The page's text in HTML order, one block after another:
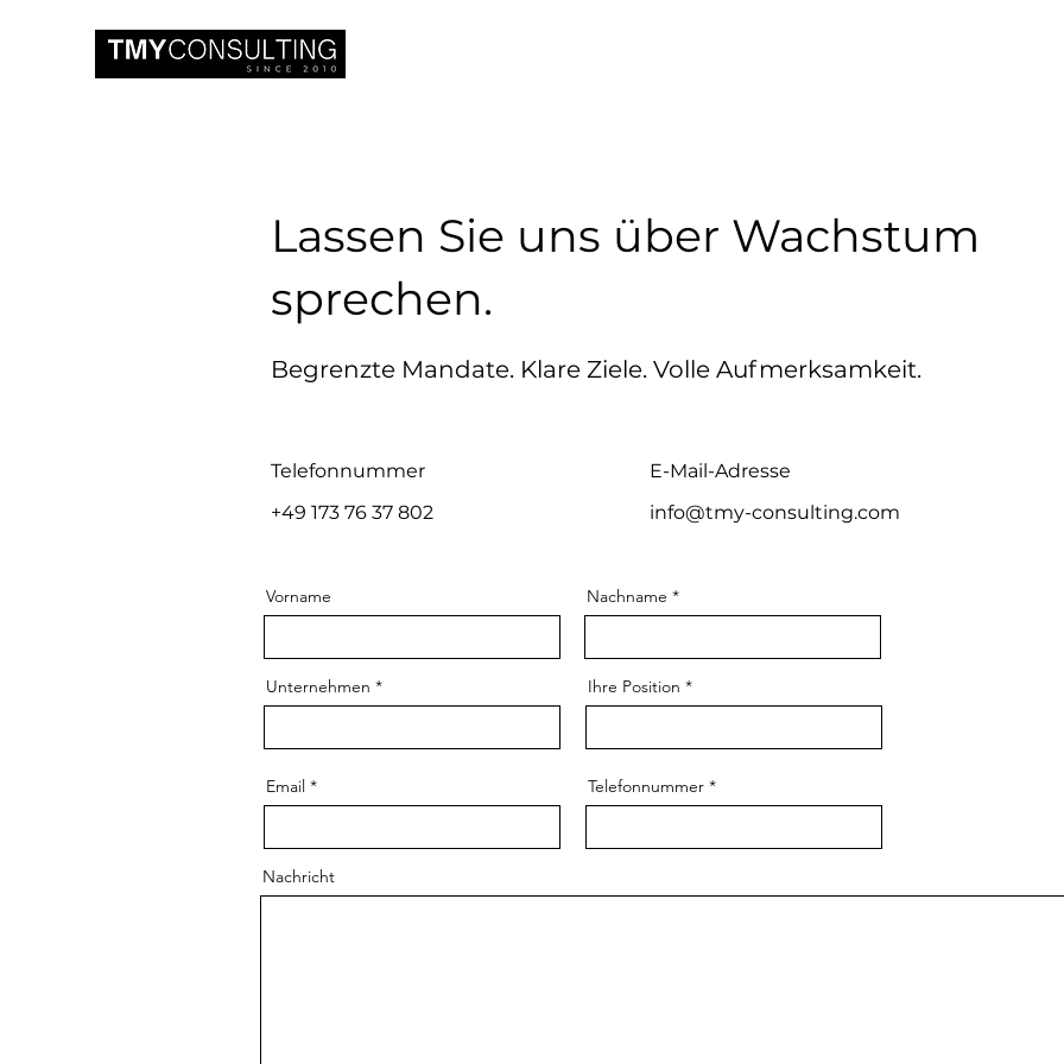
Lassen Sie uns über Wachstum
sprechen.
Begrenzte Mandate. Klare Ziele. Volle Aufmerksamkeit.
Telefonnummer
+49 173 76 37 802
E-Mail-Adresse
info@tmy-consulting.com
Vorname
Unternehmen
Nachname
Ihre Position
Email Telefonnummer
Nachricht